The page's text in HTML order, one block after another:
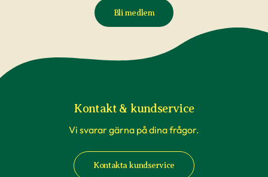
Bli medlem
Kontakt & kundservice
Vi svarar gärna på dina frågor.
Kontakta kundservice